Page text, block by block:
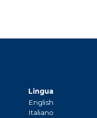
Lingua
English
Italiano